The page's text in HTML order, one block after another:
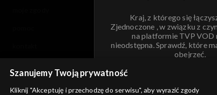
Kraj, z którego się
Zjednoczone , w związku z
na platformie TVP VOD
nieodstępna. Sprawdź, które
obejrzeć.
Szanujemy Twoją prywatność
Kliknij "Akceptuję i przechodzę do serwisu", aby wyrazić zgody